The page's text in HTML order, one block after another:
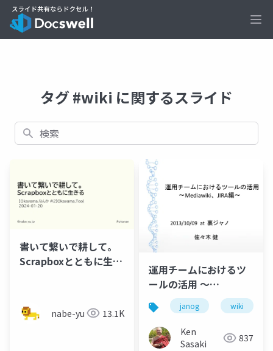
タグ #wiki に関するスライド
検索
書いて繋いで耕して。
Scrapboxとともに生き
nabe-yu 13.1K
運用チームにおけるツ
ールの活用 〜
Mediawiki、JIRA編〜
janog wiki
Ken
Sasaki
837